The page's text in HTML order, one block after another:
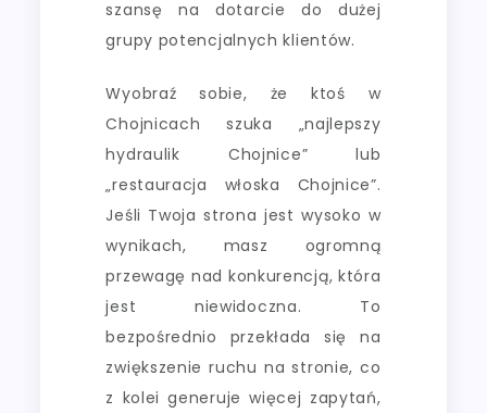
szansę na dotarcie do dużej
grupy potencjalnych klientów.
Wyobraź sobie, że ktoś w
Chojnicach szuka „najlepszy
hydraulik Chojnice” lub
„restauracja włoska Chojnice”.
Jeśli Twoja strona jest wysoko w
wynikach, masz ogromną
przewagę nad konkurencją, która
jest niewidoczna. To
bezpośrednio przekłada się na
zwiększenie ruchu na stronie, co
z kolei generuje więcej zapytań,